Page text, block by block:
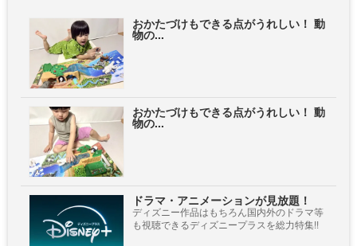
おかたづけもできる点がうれしい！ 動
物の...
おかたづけもできる点がうれしい！ 動
物の...
ドラマ・アニメーションが見放題！
ディズニー作品はもちろん国内外のドラマ等
も視聴できるディズニープラスを総力特集!!